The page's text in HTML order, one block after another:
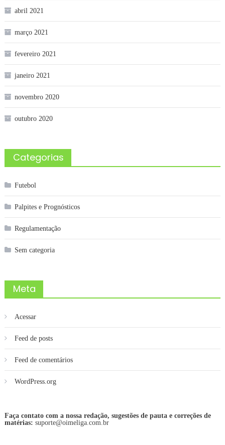
abril 2021
março 2021
fevereiro 2021
janeiro 2021
novembro 2020
outubro 2020
Categorias
Futebol
Palpites e Prognósticos
Regulamentação
Sem categoria
Meta
Acessar
Feed de posts
Feed de comentários
WordPress.org
Faça contato com a nossa redação, sugestões de pauta e correções de
matérias: suporte@oimeliga.com.br